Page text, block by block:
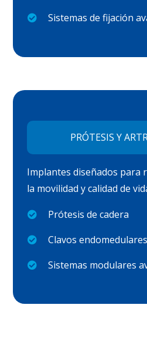
Sistemas de fijación
PRÓTESIS Y
Implantes diseñados para
la movilidad y calidad de
Prótesis de cadera
Clavos endomedulares
Sistemas modulares